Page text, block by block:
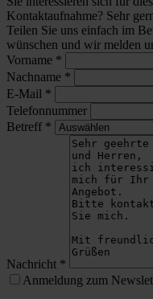
Kontaktaufnahme? Sehr
Teilen Sie uns einfach im
wünschen und wir melden
Vorname *
Nachname *
E-Mail *
Telefonnummer
Betreff *
Nachricht *
Anmeldung zum